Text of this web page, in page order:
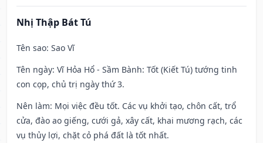
Nhị Thập Bát Tú
Tên sao: Sao Vĩ
Tên ngày: Vĩ Hỏa Hổ - Sầm Bành: Tốt (Kiết Tú) tướng tinh
con cọp, chủ trị ngày thứ 3.
Nên làm: Mọi việc đều tốt. Các vụ khởi tạo, chôn cất, trổ
cửa, đào ao giếng, cưới gả, xây cất, khai mương rạch, các
vụ thủy lợi, chặt cỏ phá đất là tốt nhất.